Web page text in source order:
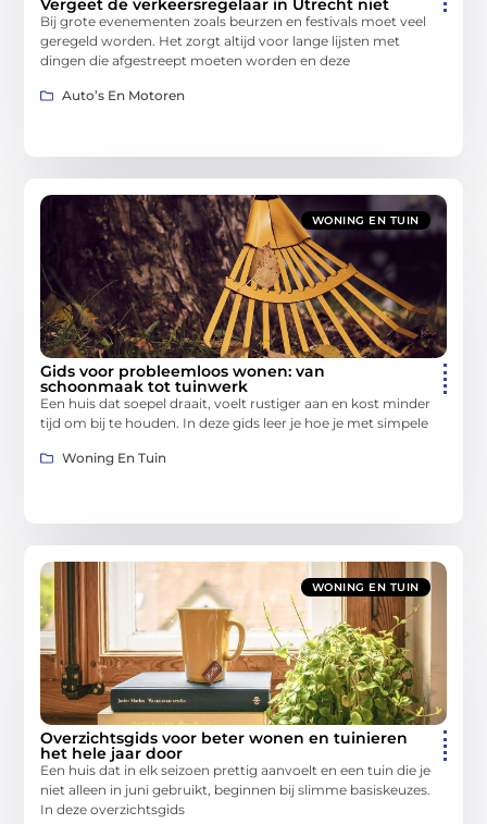
Bij grote evenementen zoals beurzen en festivals moet veel
geregeld worden. Het zorgt altijd voor lange lijsten met
dingen die afgestreept moeten worden en deze
Auto’s En Motoren
WONING EN TUIN
Gids voor probleemloos wonen: van
schoonmaak tot tuinwerk
Een huis dat soepel draait, voelt rustiger aan en kost minder
tijd om bij te houden. In deze gids leer je hoe je met simpele
Woning En Tuin
WONING EN TUIN
Overzichtsgids voor beter wonen en tuinieren
het hele jaar door
Een huis dat in elk seizoen prettig aanvoelt en een tuin die je
niet alleen in juni gebruikt, beginnen bij slimme basiskeuzes.
In deze overzichtsgids